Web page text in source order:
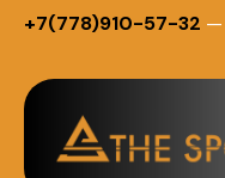
+7(778)910-57-32 —